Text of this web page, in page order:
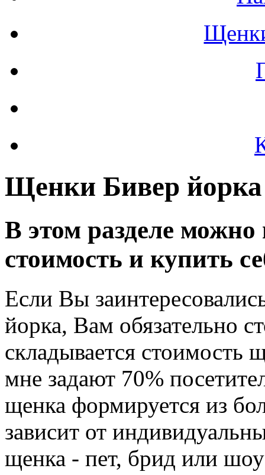
Щенки Бивер йорка
В этом разделе
стоимость и купить
Если Вы
йорка, Вам обязательно
складывается стоимость
мне задают 70%
щенка формируется из
зависит от
щенка - пет, брид или